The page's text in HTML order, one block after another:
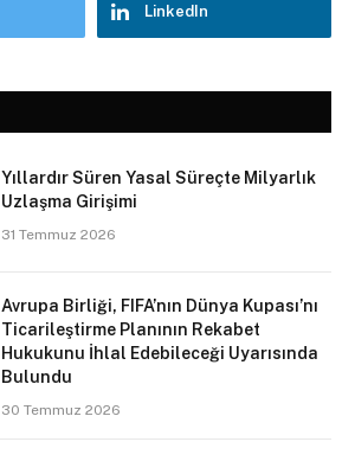
LinkedIn
Yıllardır Süren Yasal Süreçte Milyarlık
Uzlaşma Girişimi
31 Temmuz 2026
Avrupa Birliği, FIFA’nın Dünya Kupası’nı
Ticarileştirme Planının Rekabet
Hukukunu İhlal Edebileceği Uyarısında
Bulundu
30 Temmuz 2026